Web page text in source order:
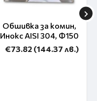
Обшивка за комин,
Инокс AISI 304, Ф150
€73.82 (144.37 лв.)